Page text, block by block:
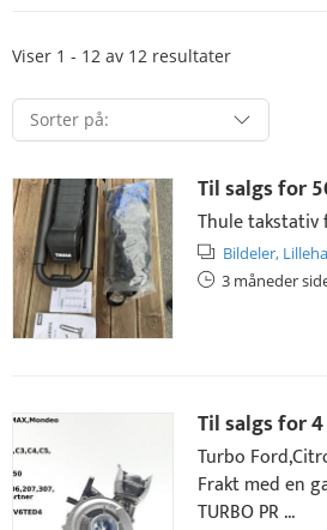
Viser 1 - 12 av 12 resultater
Til salgs for
Thule takstativ
Bildeler,
3 måneder
Til salgs for
Turbo
Frakt med en
TURBO PR ...